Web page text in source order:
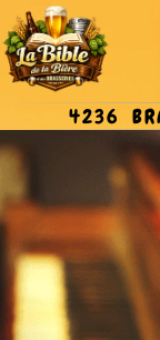
4236